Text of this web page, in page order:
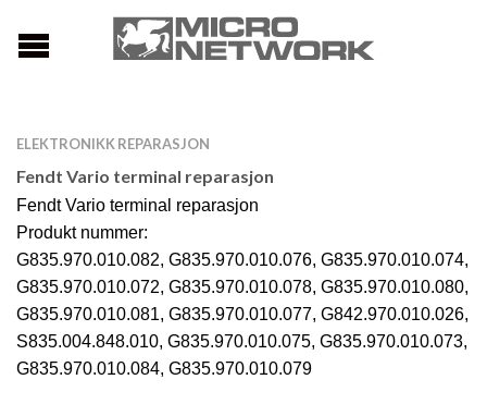
ELEKTRONIKK REPARASJON
Fendt Vario terminal reparasjon
Fendt Vario terminal reparasjon
Produkt nummer:
G835.970.010.082, G835.970.010.076, G835.970.010.074,
G835.970.010.072, G835.970.010.078, G835.970.010.080,
G835.970.010.081, G835.970.010.077, G842.970.010.026,
S835.004.848.010, G835.970.010.075, G835.970.010.073,
G835.970.010.084, G835.970.010.079